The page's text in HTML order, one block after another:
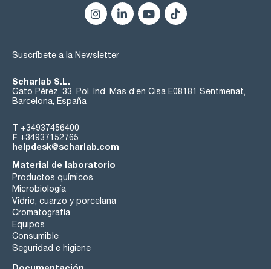
Suscríbete a la Newsletter
Scharlab S.L.
Gato Pérez, 33. Pol. Ind. Mas d’en Cisa E08181 Sentmenat,
Barcelona, España
T +34937456400
F +34937152765
helpdesk@scharlab.com
Material de laboratorio
Productos químicos
Microbiología
Vidrio, cuarzo y porcelana
Cromatografía
Equipos
Consumible
Seguridad e higiene